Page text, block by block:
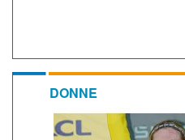
DONNE